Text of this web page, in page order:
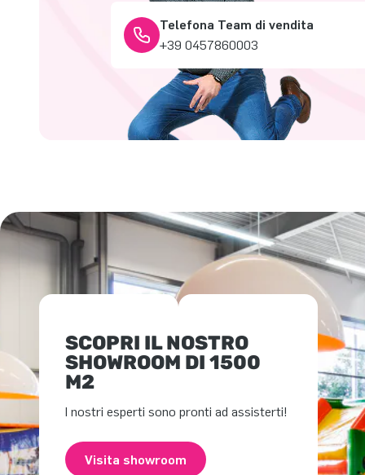
Telefona Team di vendita
+39 0457860003
SCOPRI IL NOSTRO
SHOWROOM DI 1500
M2
I nostri esperti sono pronti ad assisterti!
Visita showroom